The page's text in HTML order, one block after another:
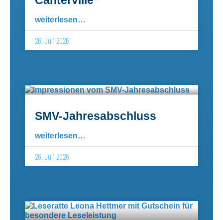
weiterlesen…
26. Juli 2026
SMV-Jahresabschluss
weiterlesen…
26. Juli 2026